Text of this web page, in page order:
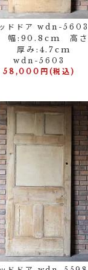
ドドア wdn-5603
幅:90.8cm 高
厚み:4.7cm
wdn-5603
58,000円(税込)